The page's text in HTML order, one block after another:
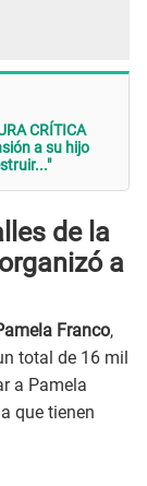
CRÍTICA
a su hijo
de la
a
Franco,
total de 16 mil
a Pamela
que tienen